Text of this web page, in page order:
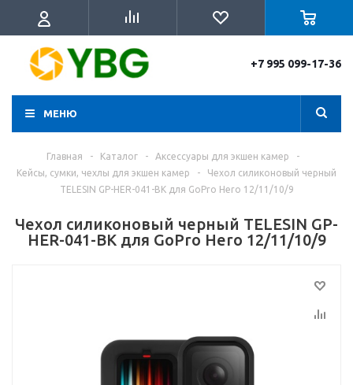
+7 995 099-17-36
МЕНЮ
Главная - Каталог - Аксессуары для экшен камер
-
Кейсы, сумки, чехлы для экшен камер
-
Чехол силиконовый черный
TELESIN GP-HER-041-BK для GoPro Hero 12/11/10/9
Чехол силиконовый черный TELESIN GP-
HER-041-BK для GoPro Hero 12/11/10/9